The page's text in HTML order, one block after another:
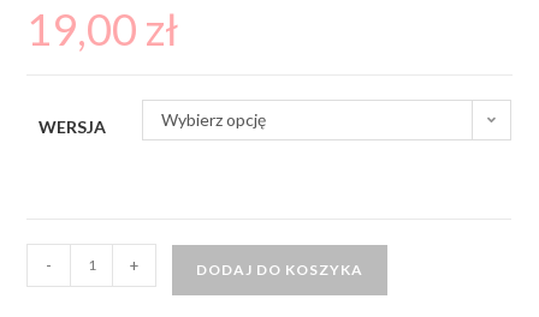
19,00 zł
WERSJA Wybierz opcję
- + DODAJ DO KOSZYKA